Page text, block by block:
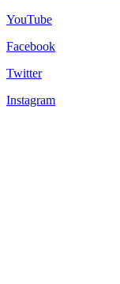
YouTube
Facebook
Twitter
Instagram